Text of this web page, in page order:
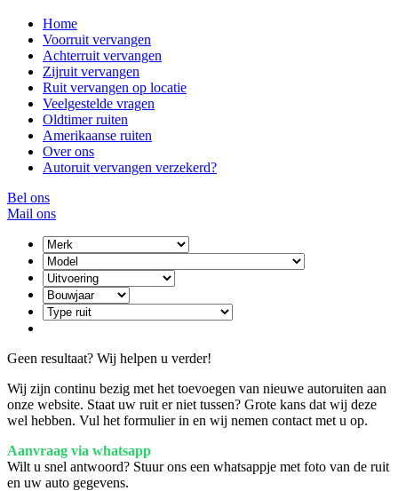
Home
Voorruit vervangen
Achterruit vervangen
Zijruit vervangen
Ruit vervangen op locatie
Veelgestelde vragen
Oldtimer ruiten
Amerikaanse ruiten
Over ons
Autoruit vervangen verzekerd?
Bel ons
Mail ons
Geen resultaat? Wij helpen u verder!
Wij zijn continu bezig met het toevoegen van nieuwe autoruiten aan
onze website. Staat uw ruit er niet tussen? Grote kans dat wij deze
wel hebben. Vul het formulier in en wij nemen contact met u op.
Aanvraag via whatsapp
Wilt u snel antwoord? Stuur ons een whatsappje met foto van de ruit
en uw auto gegevens.